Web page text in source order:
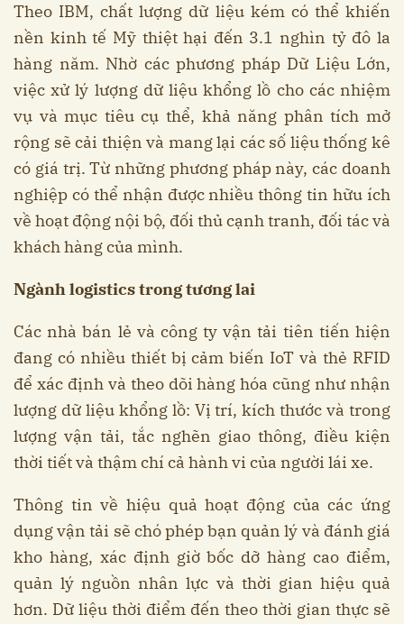
Theo IBM, chất lượng dữ liệu kém có thể khiến
nền kinh tế Mỹ thiệt hại đến 3.1 nghìn tỷ đô la
hàng năm. Nhờ các phương pháp Dữ Liệu Lớn,
việc xử lý lượng dữ liệu khổng lồ cho các nhiệm
vụ và mục tiêu cụ thể, khả năng phân tích mở
rộng sẽ cải thiện và mang lại các số liệu thống kê
có giá trị. Từ những phương pháp này, các doanh
nghiệp có thể nhận được nhiều thông tin hữu ích
về hoạt động nội bộ, đối thủ cạnh tranh, đối tác và
khách hàng của mình.
Ngành logistics trong tương lai
Các nhà bán lẻ và công ty vận tải tiên tiến hiện
đang có nhiều thiết bị cảm biến IoT và thẻ RFID
để xác định và theo dõi hàng hóa cũng như nhận
lượng dữ liệu khổng lồ: Vị trí, kích thước và trong
lượng vận tải, tắc nghẽn giao thông, điều kiện
thời tiết và thậm chí cả hành vi của người lái xe.
Thông tin về hiệu quả hoạt động của các ứng
dụng vận tải sẽ chó phép bạn quản lý và đánh giá
kho hàng, xác định giờ bốc dỡ hàng cao điểm,
quản lý nguồn nhân lực và thời gian hiệu quả
hơn. Dữ liệu thời điểm đến theo thời gian thực sẽ